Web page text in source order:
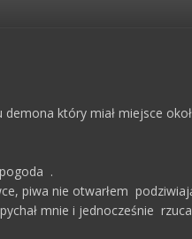
który miał miejsce
.
piwa nie otwarłem
mnie i jednocześnie